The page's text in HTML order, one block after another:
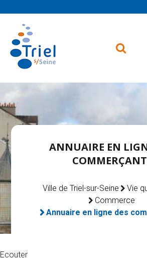
ANNUAIRE EN
Ville de Triel-sur-Seine
Vie
Commerce
Annuaire en ligne des
Ecouter